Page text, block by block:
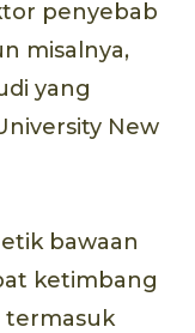
penyebab
misalnya,
yang
New
bawaan
ketimbang
termasuk